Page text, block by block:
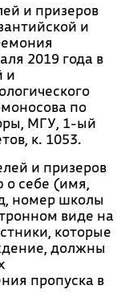
и призеров
и
2019 года в
и
по
МГУ, 1-ый
к. 1053.
и призеров
о себе (имя,
номер школы
виде на
которые
должны
пропуска в